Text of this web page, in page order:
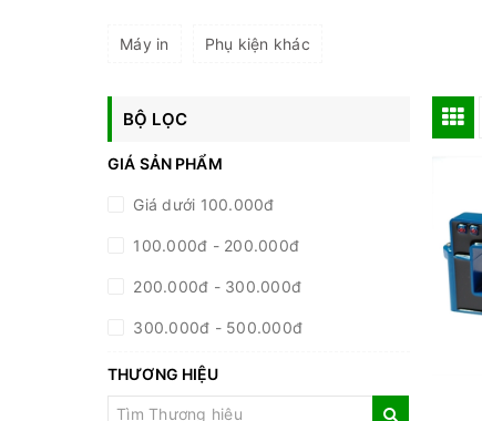
Máy in Phụ kiện khác
BỘ LỌC
GIÁ SẢN PHẨM
Giá dưới 100.000đ
100.000đ - 200.000đ
200.000đ - 300.000đ
300.000đ - 500.000đ
500.000đ - 1.000.000đ
Giá trên 1.000.000đ
THƯƠNG HIỆU